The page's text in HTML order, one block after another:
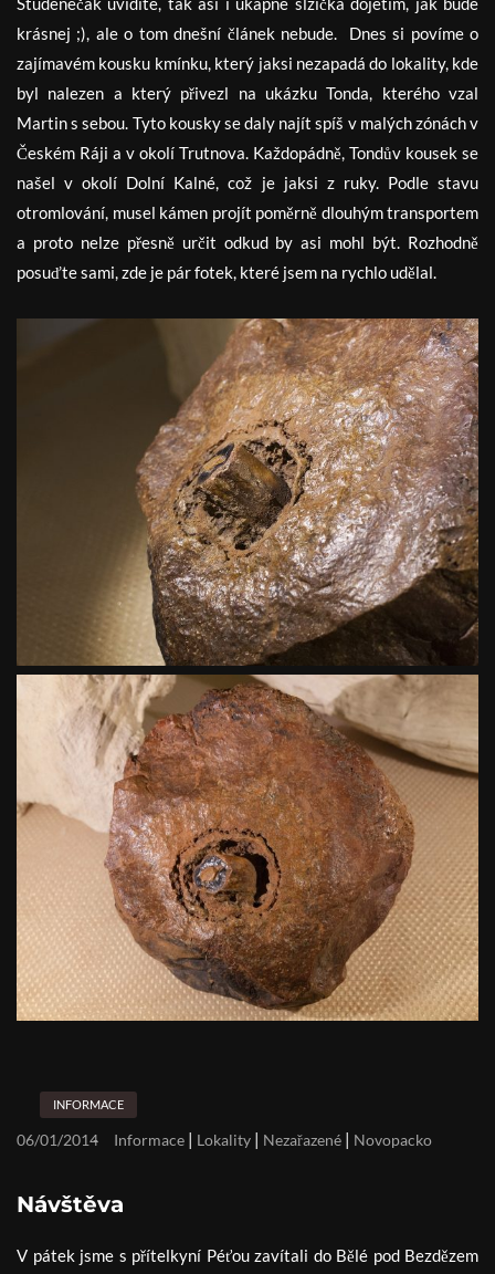
krásnej ;), ale o tom dnešní článek nebude. Dnes si povíme o
zajímavém kousku kmínku, který jaksi nezapadá do lokality, kde
byl nalezen a který přivezl na ukázku Tonda, kterého vzal
Martin s sebou. Tyto kousky se daly najít spíš v malých zónách v
Českém Ráji a v okolí Trutnova. Každopádně, Tondův kousek se
našel v okolí Dolní Kalné, což je jaksi z ruky. Podle stavu
otromlování, musel kámen projít poměrně dlouhým transportem
a proto nelze přesně určit odkud by asi mohl být. Rozhodně
posuďte sami, zde je pár fotek, které jsem na rychlo udělal.
INFORMACE
06/01/2014 Informace Lokality Nezařazené Novopacko
Návštěva
V pátek jsme s přítelkyní Péťou zavítali do Bělé pod Bezdězem